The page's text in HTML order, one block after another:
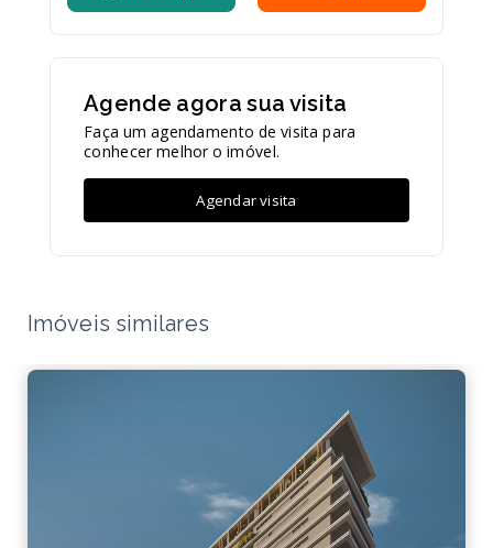
Agende agora sua visita
Faça um agendamento de visita para
conhecer melhor o imóvel.
Agendar visita
Imóveis similares